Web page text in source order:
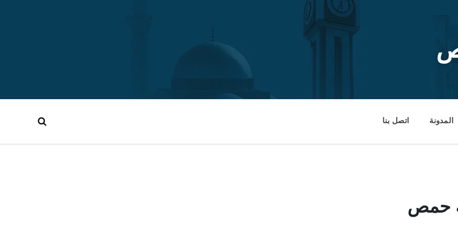
المدونة اتصل بنا
حمص